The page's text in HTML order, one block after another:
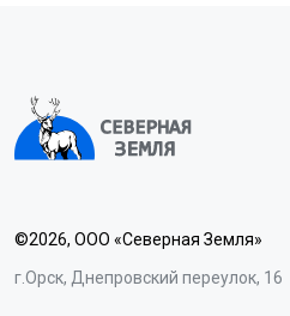
©2026, ООО «Северная Земля»
г.Орск, Днепровский переулок, 16